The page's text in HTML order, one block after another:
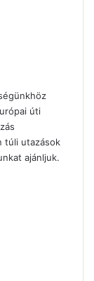
úti
túli utazások
ajánljuk.